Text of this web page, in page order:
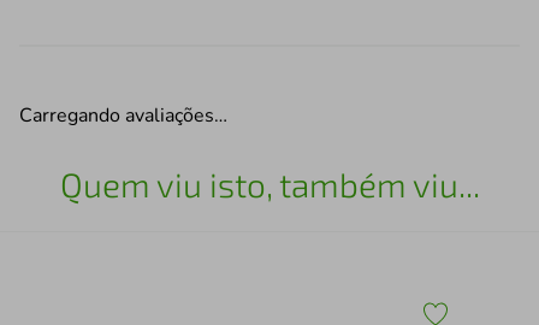
Carregando avaliações…
Quem viu isto, também viu...